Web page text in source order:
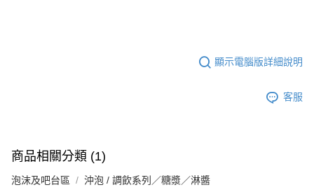
「AFTEE先享後付」，若未經同意申辦者引起之損失，本公司不負相關責
時審查核予不同之上限額度；若仍有額度不足之情形，本公司將視審查結果
顯示電腦版詳細說明
客服
商品相關分類 (1)
泡沫及吧台區 沖泡 / 調飲系列／糖漿／淋醬